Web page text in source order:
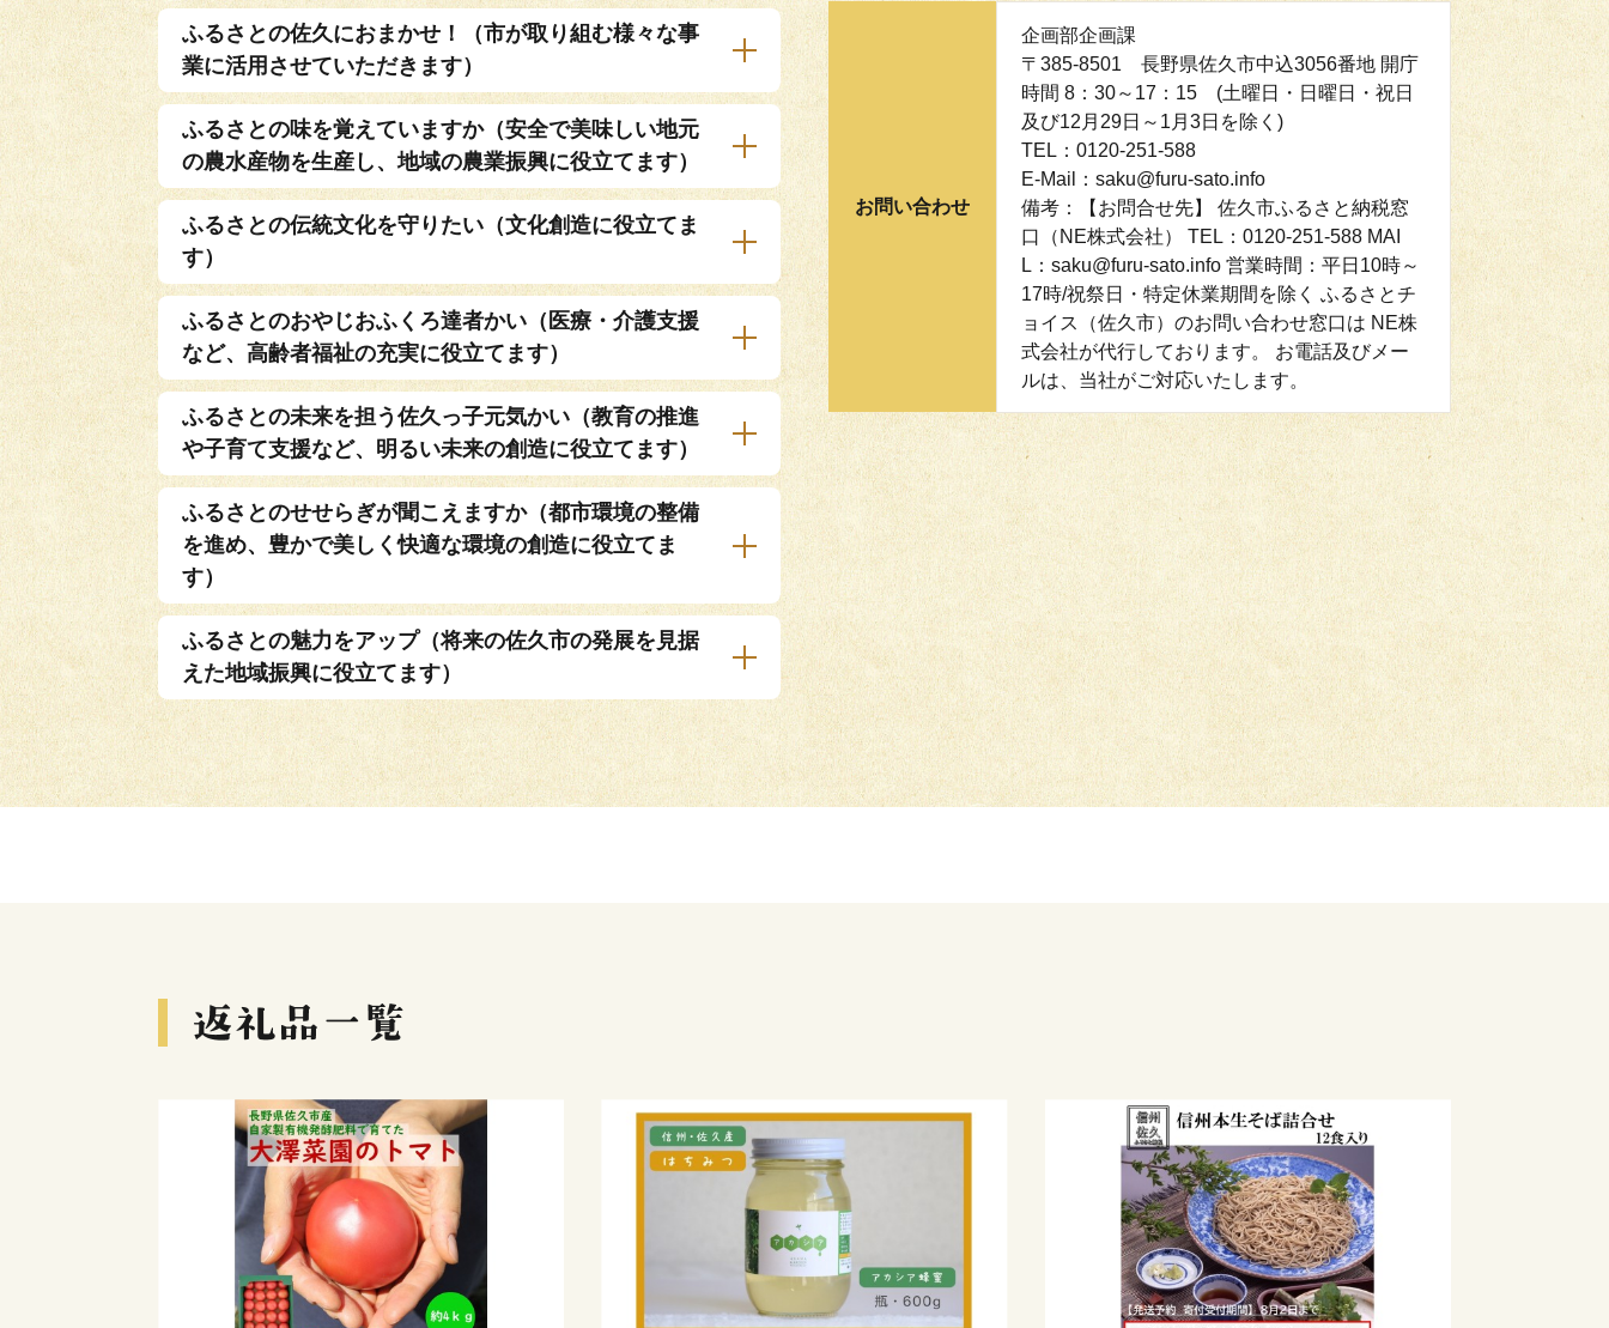
ふるさとの佐久におまかせ！（市が取り組む様々な事
業に活用させていただきます）
ふるさとの味を覚えていますか（安全で美味しい地元
の農水産物を生産し、地域の農業振興に役立てます）
ふるさとの伝統文化を守りたい（文化創造に役立てま
す）
ふるさとのおやじおふくろ達者かい（医療・介護支援
など、高齢者福祉の充実に役立てます）
ふるさとの未来を担う佐久っ子元気かい（教育の推進
や子育て支援など、明るい未来の創造に役立てます）
ふるさとのせせらぎが聞こえますか（都市環境の整備
を進め、豊かで美しく快適な環境の創造に役立てま
す）
ふるさとの魅力をアップ（将来の佐久市の発展を見据
えた地域振興に役立てます）
お問い合わせ
企画部企画課
〒385-8501 長野県佐久市中込3056番地 開庁
時間 8：30～17：15 (土曜日・日曜日・祝日
及び12月29日～1月3日を除く)
TEL：0120-251-588
E-Mail：saku@furu-sato.info
備考：【お問合せ先】 佐久市ふるさと納税窓
口（NE株式会社） TEL：0120-251-588 MAI
L：saku@furu-sato.info 営業時間：平日10時～
17時/祝祭日・特定休業期間を除く ふるさとチ
ョイス（佐久市）のお問い合わせ窓口は NE株
式会社が代行しております。 お電話及びメー
ルは、当社がご対応いたします。